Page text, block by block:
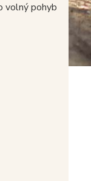
volný pohyb